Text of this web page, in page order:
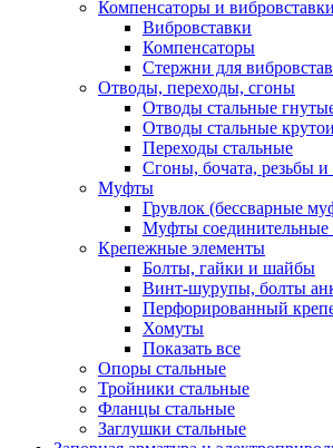
Компенсаторы и вибровставки
Вибровставки
Компенсаторы
Стержни для
Отводы, переходы, сгоны
Отводы стальные
Отводы стальные
Переходы стальные
Сгоны, бочата, резьбы и
Муфты
Грувлок (бессварные
Муфты
Крепежные элементы
Болты, гайки и шайбы
Винт-шурупы, болты
Перфорированный
Хомуты
Показать все
Опоры стальные
Тройники стальные
Фланцы стальные
Заглушки стальные